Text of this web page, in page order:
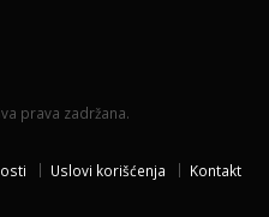
prava zadržana.
Uslovi korišćenja Kontakt